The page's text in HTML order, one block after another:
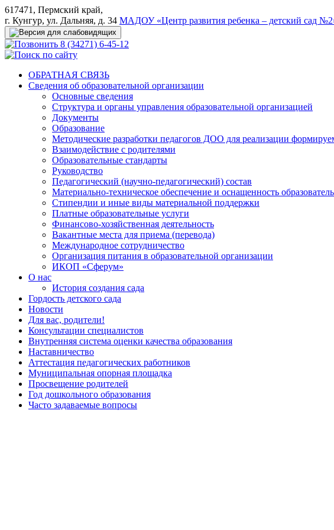
617471, Пермский край,
г. Кунгур, ул. Дальняя, д. 34 МАДОУ «Центр развития ребенка – детский сад
8 (34271) 6-45-12
ОБРАТНАЯ СВЯЗЬ
Сведения об образовательной организации
Основные сведения
Структура и органы управления образовательной организацией
Документы
Образование
Методические разработки педагогов ДОО для реализации
Взаимодействие с родителями
Образовательные стандарты
Руководство
Педагогический (научно-педагогический) состав
Материально-техническое обеспечение и оснащенность
Стипендии и иные виды материальной поддержки
Платные образовательные услуги
Финансово-хозяйственная деятельность
Вакантные места для приема (перевода)
Международное сотрудничество
Организация питания в образовательной организации
ИКОП «Сферум»
О нас
История создания сада
Гордость детского сада
Новости
Для вас, родители!
Консультации специалистов
Внутренняя система оценки качества образования
Наставничество
Аттестация педагогических работников
Муниципальная опорная площадка
Просвещение родителей
Год дошкольного образования
Часто задаваемые вопросы